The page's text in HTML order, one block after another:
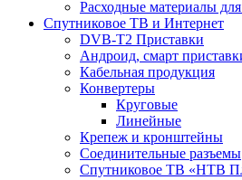
Расходные материалы
Спутниковое ТВ и Интернет
DVB-Т2 Приставки
Андроид, смарт
Кабельная продукция
Конвертеры
Круговые
Линейные
Крепеж и кронштейны
Соединительные разъемы
Спутниковое ТВ «НТВ